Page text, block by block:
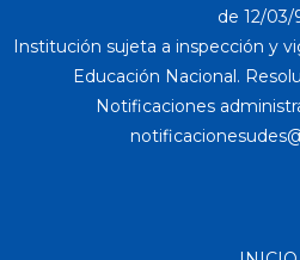
de 12/03/
Institución sujeta a inspección y
Educación Nacional.
Notificaciones